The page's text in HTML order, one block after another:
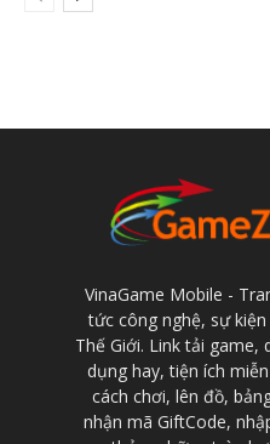
VinaGame Mobile -
tức công nghệ, sự
Thế Giới. Link tải
dụng hay, tiện ích
cách chơi, lên đồ,
nhận mã GiftCode,